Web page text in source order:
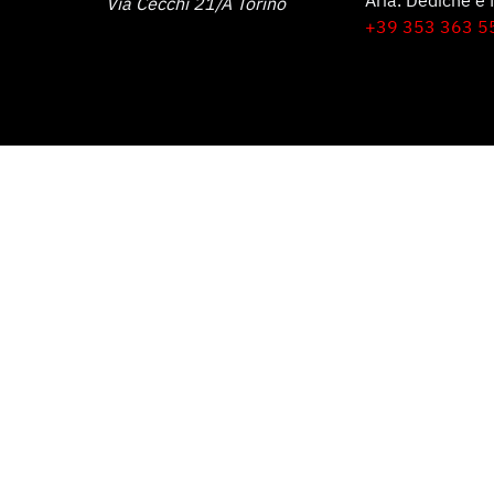
+39 353 363